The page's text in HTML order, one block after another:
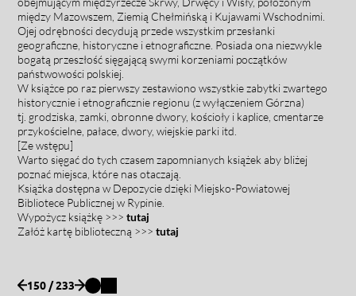
między Mazowszem, Ziemią Chełmińską i Kujawami Wschodnimi.
Ojej odrębności decydują przede wszystkim przesłanki
geograficzne, historyczne i etnograficzne. Posiada ona niezwykle
bogatą przeszłość sięgającą swymi korzeniami początków
państwowości polskiej.
W książce po raz pierwszy zestawiono wszystkie zabytki zwartego
historycznie i etnograficznie regionu (z wyłączeniem Górzna)
tj. grodziska, zamki, obronne dwory, kościoły i kaplice, cmentarze
przykościelne, pałace, dwory, wiejskie parki itd.
[Ze wstępu]
Warto sięgać do tych czasem zapomnianych książek aby bliżej
poznać miejsca, które nas otaczają.
Książka dostępna w Depozycie dzięki Miejsko-Powiatowej
Bibliotece Publicznej w Rypinie.
Wypożycz książkę >>> tutaj
Załóż kartę biblioteczną >>> tutaj
150 / 233